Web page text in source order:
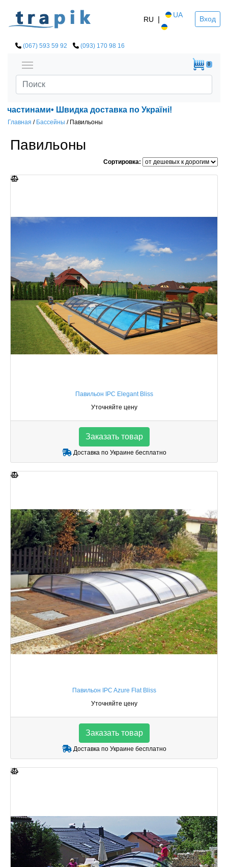
RU | UA Вход
(067) 593 59 92 (093) 170 98 16
0
доставка по Україні!
Главная / Бассейны / Павильоны
Павильоны
Сортировка:
Павильон IPC Elegant Bliss
Уточняйте цену
Заказать товар
Доставка по Украине бесплатно
Павильон IPC Azure Flat Bliss
Уточняйте цену
Заказать товар
Доставка по Украине бесплатно